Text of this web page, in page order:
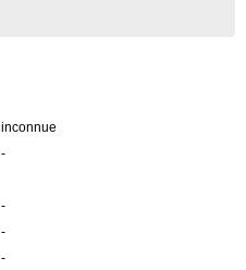
inconnue
-
-
-
-